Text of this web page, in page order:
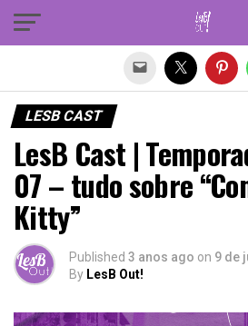
LESB CAST
LesB Cast |
07 – tudo sobre
Kitty”
Published 3 anos ago on 9 de
By LesB Out!
Sair da versão